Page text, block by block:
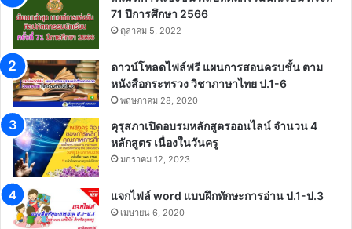
71 ปีการศึกษา 2566
ตุลาคม 5, 2022
ดาวน์โหลดไฟล์ฟรี แผนการสอนครบชั้น ตาม
หนังสือกระทรวง วิชาภาษาไทย ป.1-6
พฤษภาคม 28, 2020
คุรุสภาเปิดอบรมหลักสูตรออนไลน์ จำนวน 4
หลักสูตร เนื่องในวันครู
มกราคม 12, 2023
แจกไฟล์ word แบบฝึกทักษะการอ่าน ป.1-ป.3
เมษายน 6, 2020